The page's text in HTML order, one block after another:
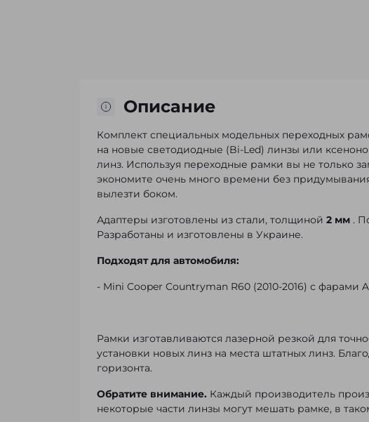
Описание
Комплект специальных модельных переходных
на новые светодиодные (Bi-Led) линзы или
линз. Используя переходные рамки вы не только
экономите очень много времени без
вылезти боком.
Адаптеры изготовлены из стали, толщиной 2 мм .
Разработаны и изготовлены в Украине.
Подходят для автомобиля:
- Mini Cooper Countryman R60 (2010-2016) с фарами
Рамки изготавливаются лазерной резкой для
установки новых линз на места штатных линз.
горизонта.
Обратите внимание. Каждый производитель
некоторые части линзы могут мешать рамке, в